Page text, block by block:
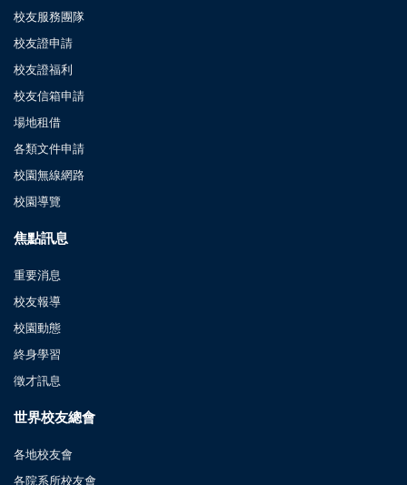
校友服務團隊
校友證申請
校友證福利
校友信箱申請
場地租借
各類文件申請
校園無線網路
校園導覽
焦點訊息
重要消息
校友報導
校園動態
終身學習
徵才訊息
世界校友總會
各地校友會
各院系所校友會